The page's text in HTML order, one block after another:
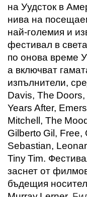
на Уудсток в
нива на
най-големия и
фестивал в
по онова време
а включват
изпълнители,
Davis, The Doors,
Years After,
Mitchell, The
Gilberto Gil, Free,
Sebastian,
TinyTim.
заснет от
бъдещия